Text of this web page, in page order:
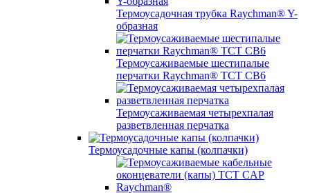
Термоусадочная трубка Raychman® Y-
образная
Термоусаживаемые шестипалые
перчатки Raychman® ТСТ СВ6
Термоусаживаемая четырехпалая
разветвленная перчатка
Термоусадочные капы (колпачки)